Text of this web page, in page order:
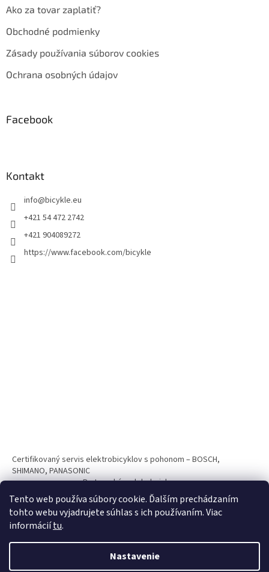
Tento web používa súbory cookie. Ďalším prechádzaním
tohto webu vyjadrujete súhlas s ich používaním. Viac
informáciítu.
Nastavenie
Ako za tovar zaplatiť?
Obchodné podmienky
Zásady používania súborov cookies
Ochrana osobných údajov
Facebook
Kontakt
info@bicykle.eu
+421 54 472 2742
+421 904089272
https://www.facebook.com/bicykle
Certifikovaný servis elektrobicyklov s pohonom – BOSCH,
SHIMANO, PANASONIC
Partnerský web hokejshop.eu
Vytvoril Shoptet